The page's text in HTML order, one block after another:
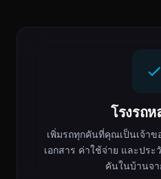
โรงรถ
เพิ่มรถทุกคันที่คุณเป็นเจ้า
เอกสาร ค่าใช้จ่าย และประ
คันในบ้านจา